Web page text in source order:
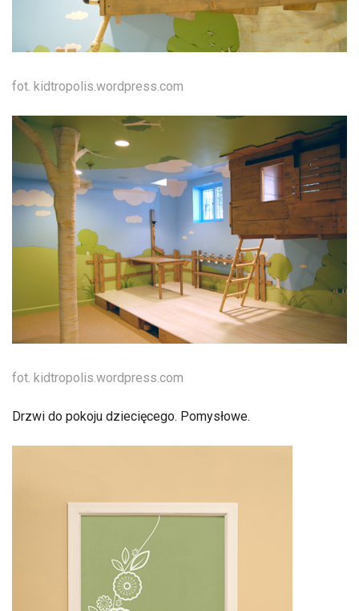
fot. kidtropolis.wordpress.com
fot. kidtropolis.wordpress.com
Drzwi do pokoju dziecięcego. Pomysłowe.